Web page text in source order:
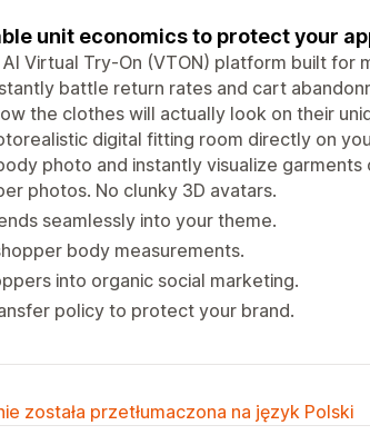
unit economics to protect your
Virtual Try-On (VTON) platform built for
battle return rates and cart
the clothes will actually look on their
digital fitting room directly on
photo and instantly visualize garments
photos. No clunky 3D avatars.
seamlessly into your theme.
body measurements.
into organic social marketing.
policy to protect your brand.
została przetłumaczona na język Polski